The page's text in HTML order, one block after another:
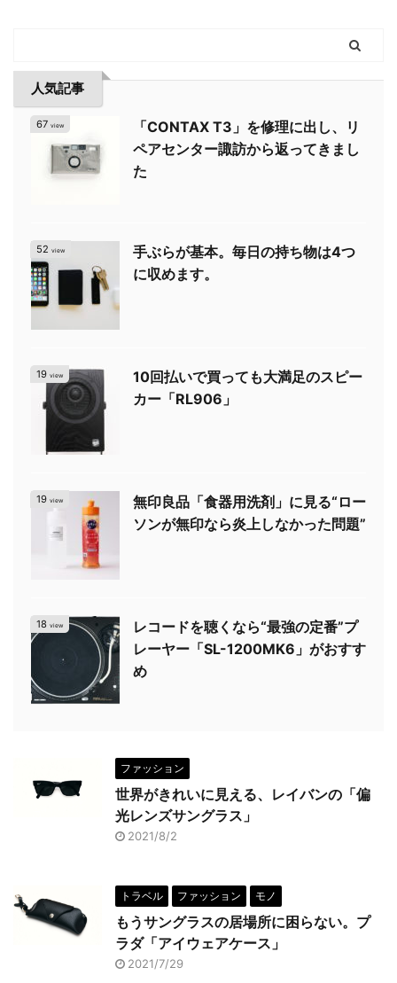
人気記事
67 view
「CONTAX T3」を修理に出し、リ
ペアセンター諏訪から返ってきまし
た
52 view
手ぶらが基本。毎日の持ち物は4つ
に収めます。
19 view
10回払いで買っても大満足のスピー
カー「RL906」
19 view
無印良品「食器用洗剤」に見る“ロー
ソンが無印なら炎上しなかった問題”
18 view
レコードを聴くなら“最強の定番”プ
レーヤー「SL-1200MK6」がおすす
め
ファッション
世界がきれいに見える、レイバンの「偏
光レンズサングラス」
2021/8/2
トラベル ファッション モノ
もうサングラスの居場所に困らない。プ
ラダ「アイウェアケース」
2021/7/29